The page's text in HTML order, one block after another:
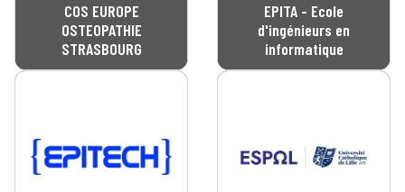
COS EUROPE
OSTEOPATHIE
STRASBOURG
EPITA - Ecole
d'ingénieurs en
informatique